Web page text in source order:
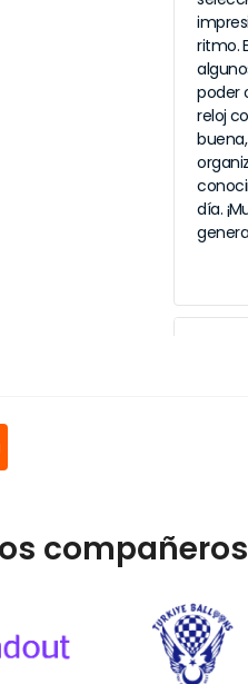
ritmo.
poder
reloj
día.
compañeros